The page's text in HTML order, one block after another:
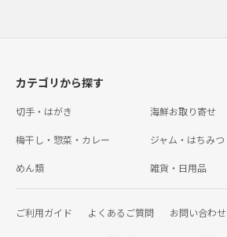
カテゴリから探す
切手・はがき 海鮮お取り寄せ
梅干し・惣菜・カレー ジャム・はちみつ
めん類 雑貨・日用品
ご利用ガイド よくあるご質問 お問い合わせ